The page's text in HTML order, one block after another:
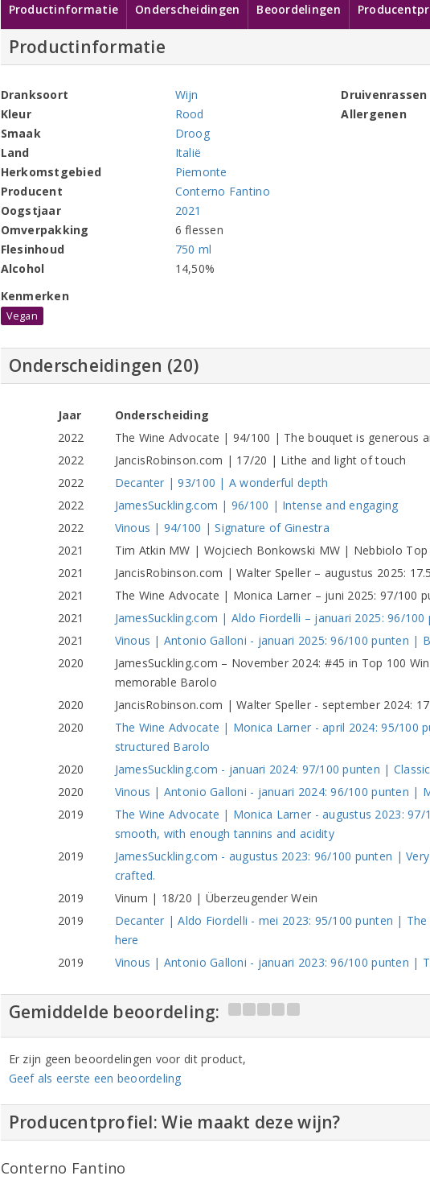
Productinformatie Onderscheidingen Beoordelingen
Productinformatie
Dranksoort
Wijn
Kleur
Rood
Smaak
Droog
Land
Italië
Herkomstgebied
Piemonte
Producent
Conterno Fantino
Oogstjaar
2021
Omverpakking
6 flessen
Flesinhoud
750 ml
Alcohol
14,50%
Druivenrassen
Allergenen
Kenmerken
Vegan
Onderscheidingen (20)
Jaar
Onderscheiding
2022
The Wine Advocate | 94/100 | The bouquet is generous
2022
JancisRobinson.com | 17/20 | Lithe and light of touch
2022
Decanter | 93/100 | A wonderful depth
2022
JamesSuckling.com | 96/100 | Intense and engaging
2022
Vinous | 94/100 | Signature of Ginestra
2021
Tim Atkin MW | Wojciech Bonkowski MW | Nebbiolo Top
2021
JancisRobinson.com | Walter Speller – augustus 2025:
2021
The Wine Advocate | Monica Larner – juni 2025: 97/100
2021
JamesSuckling.com | Aldo Fiordelli – januari 2025: 96/
2021
Vinous | Antonio Galloni - januari 2025: 96/100 punten |
2020
JamesSuckling.com – November 2024: #45 in Top 100
memorable Barolo
2020
JancisRobinson.com | Walter Speller - september 2024:
2020
The Wine Advocate | Monica Larner - april 2024: 95/100
structured Barolo
2020
JamesSuckling.com - januari 2024: 97/100 punten |
2020
Vinous | Antonio Galloni - januari 2024: 96/100 punten |
2019
The Wine Advocate | Monica Larner - augustus 2023:
smooth, with enough tannins and acidity
2019
JamesSuckling.com - augustus 2023: 96/100 punten |
crafted.
2019
Vinum | 18/20 | Überzeugender Wein
2019
Decanter | Aldo Fiordelli - mei 2023: 95/100 punten |
here
2019
Vinous | Antonio Galloni - januari 2023: 96/100 punten |
Gemiddelde beoordeling:
Er zijn geen beoordelingen voor dit product,
Geef als eerste een beoordeling
Producentprofiel: Wie maakt deze wijn?
Conterno Fantino